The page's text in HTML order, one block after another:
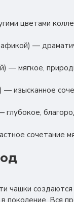
цветами
—
— мягкое,
изысканное
сочетание
чашки
поколение. Вся